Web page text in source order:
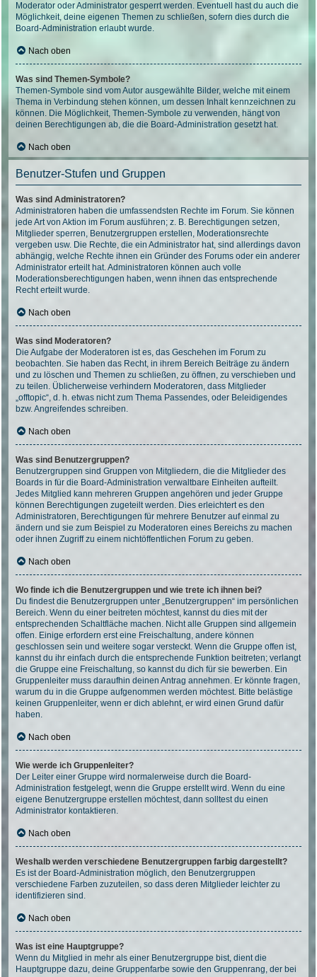
Moderator oder Administrator gesperrt werden. Eventuell hast du auch die
Möglichkeit, deine eigenen Themen zu schließen, sofern dies durch die
Board-Administration erlaubt wurde.
Nach oben
Was sind Themen-Symbole?
Themen-Symbole sind vom Autor ausgewählte Bilder, welche mit einem
Thema in Verbindung stehen können, um dessen Inhalt kennzeichnen zu
können. Die Möglichkeit, Themen-Symbole zu verwenden, hängt von
deinen Berechtigungen ab, die die Board-Administration gesetzt hat.
Nach oben
Benutzer-Stufen und Gruppen
Was sind Administratoren?
Administratoren haben die umfassendsten Rechte im Forum. Sie können
jede Art von Aktion im Forum ausführen; z. B. Berechtigungen setzen,
Mitglieder sperren, Benutzergruppen erstellen, Moderationsrechte
vergeben usw. Die Rechte, die ein Administrator hat, sind allerdings davon
abhängig, welche Rechte ihnen ein Gründer des Forums oder ein anderer
Administrator erteilt hat. Administratoren können auch volle
Moderationsberechtigungen haben, wenn ihnen das entsprechende
Recht erteilt wurde.
Nach oben
Was sind Moderatoren?
Die Aufgabe der Moderatoren ist es, das Geschehen im Forum zu
beobachten. Sie haben das Recht, in ihrem Bereich Beiträge zu ändern
und zu löschen und Themen zu schließen, zu öffnen, zu verschieben und
zu teilen. Üblicherweise verhindern Moderatoren, dass Mitglieder
„offtopic“, d. h. etwas nicht zum Thema Passendes, oder Beleidigendes
bzw. Angreifendes schreiben.
Nach oben
Was sind Benutzergruppen?
Benutzergruppen sind Gruppen von Mitgliedern, die die Mitglieder des
Boards in für die Board-Administration verwaltbare Einheiten aufteilt.
Jedes Mitglied kann mehreren Gruppen angehören und jeder Gruppe
können Berechtigungen zugeteilt werden. Dies erleichtert es den
Administratoren, Berechtigungen für mehrere Benutzer auf einmal zu
ändern und sie zum Beispiel zu Moderatoren eines Bereichs zu machen
oder ihnen Zugriff zu einem nichtöffentlichen Forum zu geben.
Nach oben
Wo finde ich die Benutzergruppen und wie trete ich ihnen bei?
Du findest die Benutzergruppen unter „Benutzergruppen“ im persönlichen
Bereich. Wenn du einer beitreten möchtest, kannst du dies mit der
entsprechenden Schaltfläche machen. Nicht alle Gruppen sind allgemein
offen. Einige erfordern erst eine Freischaltung, andere können
geschlossen sein und weitere sogar versteckt. Wenn die Gruppe offen ist,
kannst du ihr einfach durch die entsprechende Funktion beitreten; verlangt
die Gruppe eine Freischaltung, so kannst du dich für sie bewerben. Ein
Gruppenleiter muss daraufhin deinen Antrag annehmen. Er könnte fragen,
warum du in die Gruppe aufgenommen werden möchtest. Bitte belästige
keinen Gruppenleiter, wenn er dich ablehnt, er wird einen Grund dafür
haben.
Nach oben
Wie werde ich Gruppenleiter?
Der Leiter einer Gruppe wird normalerweise durch die Board-
Administration festgelegt, wenn die Gruppe erstellt wird. Wenn du eine
eigene Benutzergruppe erstellen möchtest, dann solltest du einen
Administrator kontaktieren.
Nach oben
Weshalb werden verschiedene Benutzergruppen farbig dargestellt?
Es ist der Board-Administration möglich, den Benutzergruppen
verschiedene Farben zuzuteilen, so dass deren Mitglieder leichter zu
identifizieren sind.
Nach oben
Was ist eine Hauptgruppe?
Wenn du Mitglied in mehr als einer Benutzergruppe bist, dient die
Hauptgruppe dazu, deine Gruppenfarbe sowie den Gruppenrang, der bei